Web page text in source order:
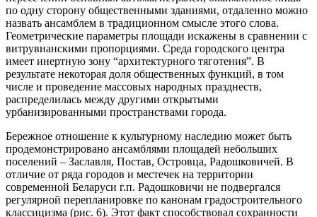
по одну сторону общественными зданиями, отдаленно можно
назвать ансамблем в традиционном смысле этого слова.
Геометрические параметры площади искажены в сравнении с
витрувианскими пропорциями. Среда городского центра
имеет инертную зону “архитектурного тяготения”. В
результате некоторая доля общественных функций, в том
числе и проведение массовых народных празднеств,
распределилась между другими открытыми
урбанизированными пространствами города.
Бережное отношение к культурному наследию может быть
продемонстрировано ансамблями площадей небольших
поселений – Заславля, Постав, Островца, Радошковичей. В
отличие от ряда городов и местечек на территории
современной Беларуси г.п. Радошковичи не подвергался
регулярной перепланировке по канонам градостроительного
классицизма (рис. 6). Этот факт способствовал сохранности